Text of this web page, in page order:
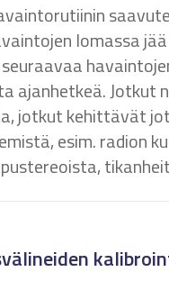
lomassa
ajanhetkeä. Jotkut
jotkut kehittävät
esim. radion